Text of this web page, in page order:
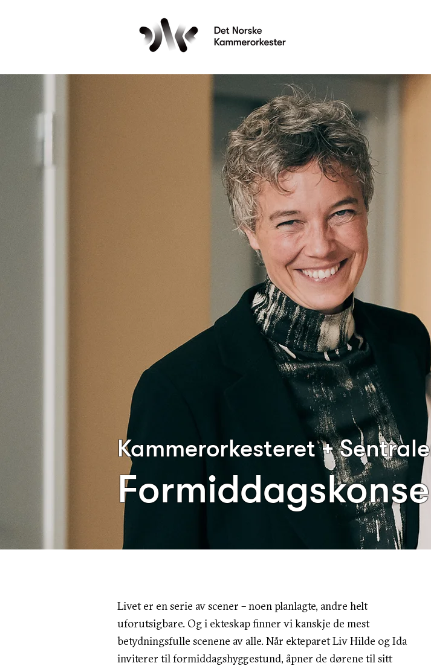
Les mer
Kammerorkesteret +
Livet er en serie av scener – noen planlagte, andre helt
uforutsigbare. Og i ekteskap finner vi kanskje de mest
betydningsfulle scenene av alle. Når ekteparet Liv Hilde og Ida
inviterer til formiddagshyggestund, åpner de dørene til sitt